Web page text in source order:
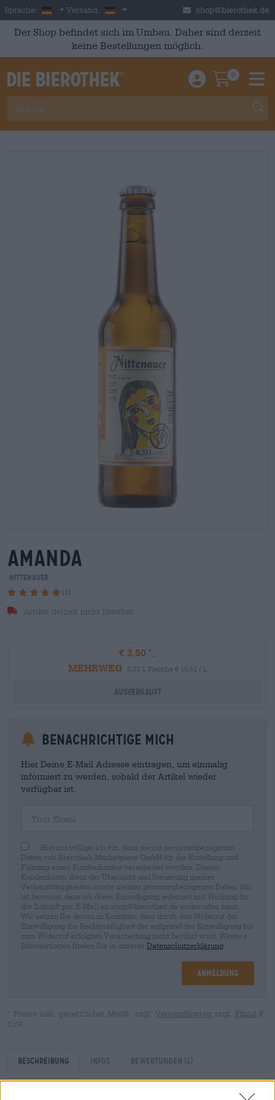
Skip to main content
Sprache: German
Versand: Deutschland shop@bierothek.de
Der Shop befindet sich im Umbau. Daher sind derzeit
keine Bestellungen möglich.
Einloggen /
0
amanda
Nittenauer
(1)
Artikel derzeit nicht lieferbar
€ 3,50
MEHRWEG
0,33 L Flasche € 10,61 / L
Ausverkauft
Benachrichtige mich
Hier Deine E-Mail Adresse eintragen, um einmalig
informiert zu werden, sobald der Artikel wieder
verfügbar ist.
Hiermit willige ich ein, dass meine personenbezogenen
Daten von Bierothek Marketplace GmbH für die Erstellung und
Führung eines Kundenkontos verarbeitet werden. Dieses
Kundenkonto dient der Übersicht und Steuerung meiner
Verkaufstätigkeiten sowie meiner personenbezogenen Daten. Mir
ist bewusst, dass ich diese Einwilligung jederzeit mit Wirkung für
die Zukunft per E-Mail an shop@bierothek.de widerrufen kann.
Wir setzen Sie davon in Kenntnis, dass durch den Widerruf der
Einwilligung die Rechtmäßigkeit der aufgrund der Einwilligung bis
zum Widerruf erfolgten Verarbeitung nicht berührt wird. Weitere
Informationen finden Sie in unserer Datenschutzerklärung
Anmeldung
* Preise inkl. gesetzlicher MwSt. zzgl. Versandkosten zzgl. Pfand €
0,08
Beschreibung Infos Bewertungen (1)